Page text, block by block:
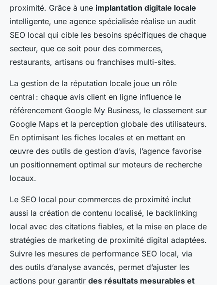
proximité. Grâce à une implantation digitale locale
intelligente, une agence spécialisée réalise un audit
SEO local qui cible les besoins spécifiques de chaque
secteur, que ce soit pour des commerces,
restaurants, artisans ou franchises multi-sites.
La gestion de la réputation locale joue un rôle
central : chaque avis client en ligne influence le
référencement Google My Business, le classement sur
Google Maps et la perception globale des utilisateurs.
En optimisant les fiches locales et en mettant en
œuvre des outils de gestion d’avis, l’agence favorise
un positionnement optimal sur moteurs de recherche
locaux.
Le SEO local pour commerces de proximité inclut
aussi la création de contenu localisé, le backlinking
local avec des citations fiables, et la mise en place de
stratégies de marketing de proximité digital adaptées.
Suivre les mesures de performance SEO local, via
des outils d’analyse avancés, permet d’ajuster les
actions pour garantir des résultats mesurables et